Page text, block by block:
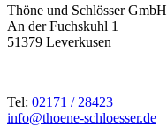
Thöne und Schlösser GmbH
An der Fuchskuhl 1
51379 Leverkusen
Tel: 02171 / 28423
info@thoene-schloesser.de